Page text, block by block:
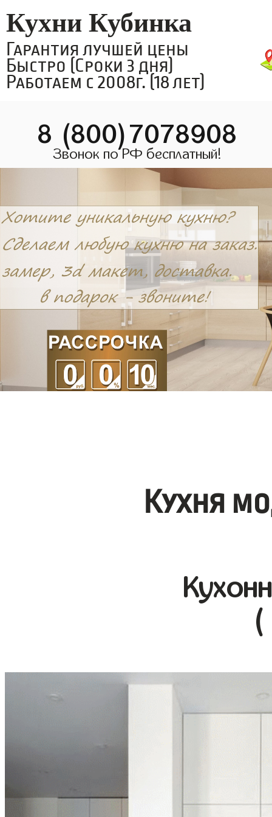
Кухни Кубинка
Гарантия лучшей цены
Быстро (Сроки 3 дня)
Работаем с 2008г. (18 лет)
8 (800)7078908
Звонок по РФ бесплатный!
Кухня
(